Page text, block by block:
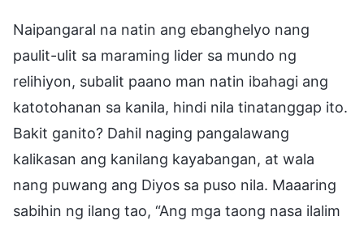
Naipangaral na natin ang ebanghelyo nang
paulit-ulit sa maraming lider sa mundo ng
relihiyon, subalit paano man natin ibahagi ang
katotohanan sa kanila, hindi nila tinatanggap ito.
Bakit ganito? Dahil naging pangalawang
kalikasan ang kanilang kayabangan, at wala
nang puwang ang Diyos sa puso nila. Maaaring
sabihin ng ilang tao, “Ang mga taong nasa ilalim